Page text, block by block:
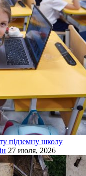
підземну школу
27 июля, 2026